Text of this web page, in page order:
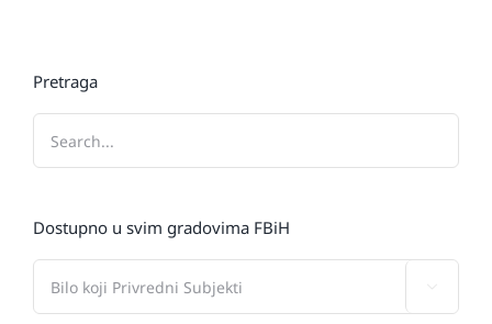
Pretraga
Dostupno u svim gradovima FBiH